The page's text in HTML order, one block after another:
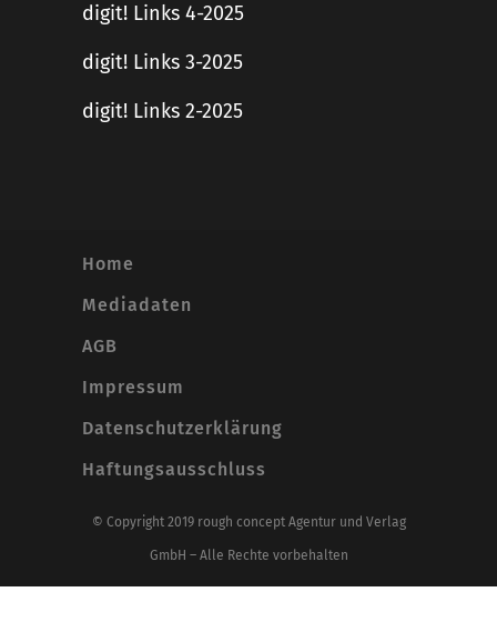
digit! Links 4-2025
digit! Links 3-2025
digit! Links 2-2025
Home
Mediadaten
AGB
Impressum
Datenschutzerklärung
Haftungsausschluss
© Copyright 2019 rough concept Agentur und Verlag
GmbH – Alle Rechte vorbehalten